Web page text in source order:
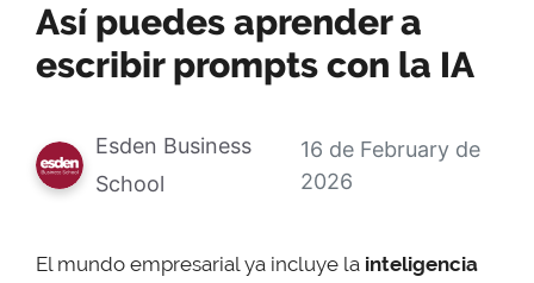
Así puedes aprender a
escribir prompts con la IA
Esden Business
School
16 de February de
2026
El mundo empresarial ya incluye la inteligencia